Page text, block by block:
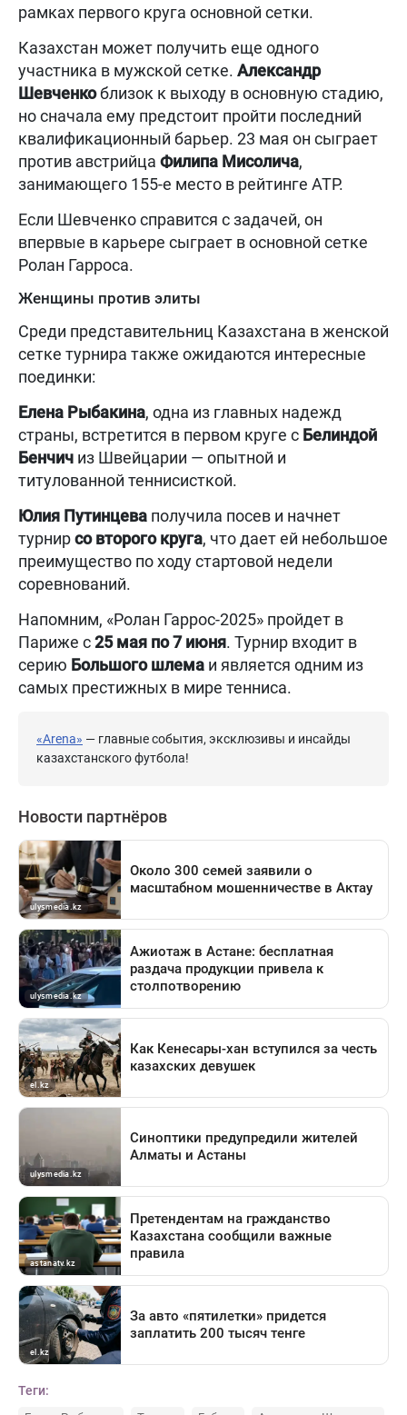
рамках первого круга основной сетки.
Казахстан может получить еще одного
участника в мужской сетке. Александр
Шевченкоблизок к выходу в основную стадию,
но сначала ему предстоит пройти последний
квалификационный барьер. 23 мая он сыграет
против австрийца Филипа Мисолича,
занимающего 155-е место в рейтинге ATP.
Если Шевченко справится с задачей, он
впервые в карьере сыграет в основной сетке
Ролан Гарроса.
Женщины против элиты
Среди представительниц Казахстана в женской
сетке турнира также ожидаются интересные
поединки:
Елена Рыбакина, одна из главных надежд
страны, встретится в первом круге с Белиндой
Бенчич из Швейцарии — опытной и
титулованной теннисисткой.
Юлия Путинцева получила посев и начнет
турнирсо второго круга, что дает ей небольшое
преимущество по ходу стартовой недели
соревнований.
Напомним, «Ролан Гаррос-2025» пройдет в
Париже с25 мая по 7 июня. Турнир входит в
серию Большого шлема и является одним из
самых престижных в мире тенниса.
«Arena» — главные события, эксклюзивы и инсайды
казахстанского футбола!
Теги: